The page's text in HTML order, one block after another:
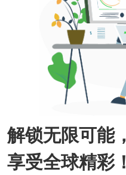
解锁无限可能，
享受全球精彩！